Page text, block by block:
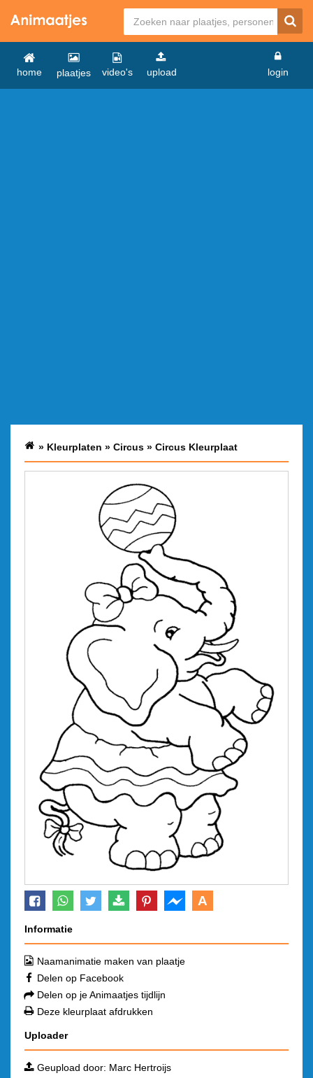
home plaatjes video's upload login
» Kleurplaten » Circus » Circus Kleurplaat
A
Informatie
Naamanimatie maken van plaatje
Delen op Facebook
Delen op je Animaatjes tijdlijn
Deze kleurplaat afdrukken
Uploader
Geupload door: Marc Hertroijs